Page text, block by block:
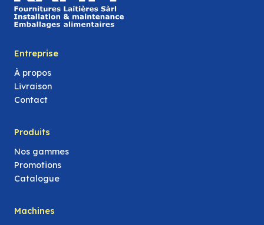
Entreprise
À propos
Livraison
Contact
Produits
Nos gammes
Promotions
Catalogue
Machines